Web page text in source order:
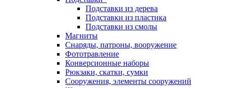
Подставки из дерева
Подставки из пластика
Подставки из смолы
Магниты
Снаряды, патроны, вооружение
Фототравление
Конверсионные наборы
Рюкзаки, скатки, сумки
Сооружения, элементы сооружений